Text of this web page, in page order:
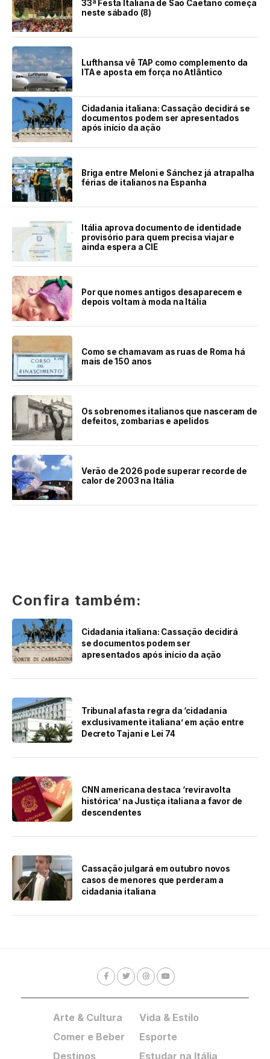
33ª Festa Italiana de São Caetano começa
neste sábado (8)
Lufthansa vê TAP como complemento da
ITA e aposta em força no Atlântico
Cidadania italiana: Cassação decidirá se
documentos podem ser apresentados
após início da ação
Briga entre Meloni e Sánchez já atrapalha
férias de italianos na Espanha
Itália aprova documento de identidade
provisório para quem precisa viajar e
ainda espera a CIE
Por que nomes antigos desaparecem e
depois voltam à moda na Itália
Como se chamavam as ruas de Roma há
mais de 150 anos
Os sobrenomes italianos que nasceram de
defeitos, zombarias e apelidos
Verão de 2026 pode superar recorde de
calor de 2003 na Itália
Confira também:
Cidadania italiana: Cassação decidirá
se documentos podem ser
apresentados após início da ação
Tribunal afasta regra da ‘cidadania
exclusivamente italiana’ em ação entre
Decreto Tajani e Lei 74
CNN americana destaca ‘reviravolta
histórica’ na Justiça italiana a favor de
descendentes
Cassação julgará em outubro novos
casos de menores que perderam a
cidadania italiana
Arte & Cultura
Comer e Beber
Destinos
Vida & Estilo
Esporte
Estudar na Itália